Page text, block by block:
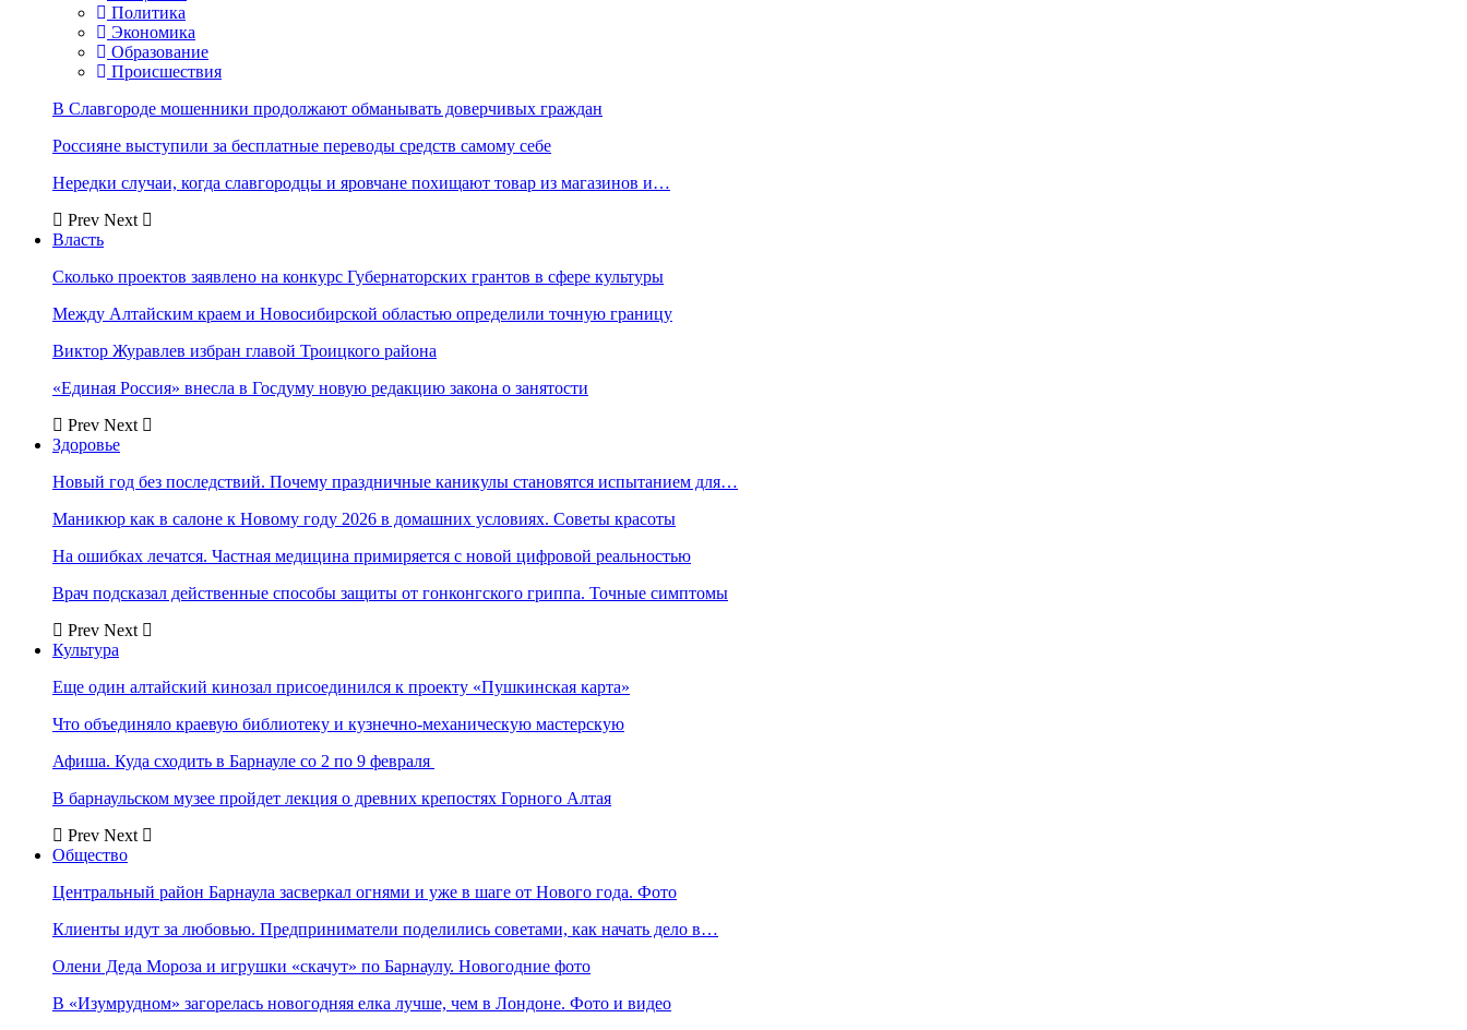
Политика
Экономика
Образование
Происшествия
В Славгороде мошенники продолжают обманывать доверчивых граждан
Россияне выступили за бесплатные переводы средств самому себе
Нередки случаи, когда славгородцы и яровчане похищают товар из магазинов и…
Prev Next
Власть
Сколько проектов заявлено на конкурс Губернаторских грантов в сфере культуры
Между Алтайским краем и Новосибирской областью определили точную границу
Виктор Журавлев избран главой Троицкого района
«Единая Россия» внесла в Госдуму новую редакцию закона о занятости
Prev Next
Здоровье
Новый год без последствий. Почему праздничные каникулы становятся испытанием для…
Маникюр как в салоне к Новому году 2026 в домашних условиях. Советы красоты
На ошибках лечатся. Частная медицина примиряется с новой цифровой реальностью
Врач подсказал действенные способы защиты от гонконгского гриппа. Точные симптомы
Prev Next
Культура
Еще один алтайский кинозал присоединился к проекту «Пушкинская карта»
Что объединяло краевую библиотеку и кузнечно-механическую мастерскую
Афиша. Куда сходить в Барнауле со 2 по 9 февраля
В барнаульском музее пройдет лекция о древних крепостях Горного Алтая
Prev Next
Общество
Центральный район Барнаула засверкал огнями и уже в шаге от Нового года. Фото
Клиенты идут за любовью. Предприниматели поделились советами, как начать дело в…
Олени Деда Мороза и игрушки «скачут» по Барнаулу. Новогодние фото
В «Изумрудном» загорелась новогодняя елка лучше, чем в Лондоне. Фото и видео